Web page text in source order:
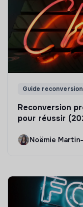
Guide reconversion
Reconversion
pour réussir
Noëmie